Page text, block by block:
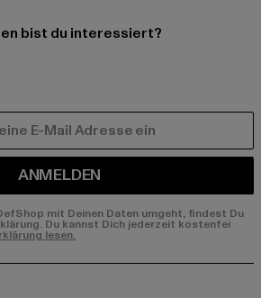
bist du interessiert?
ANMELDEN
mit Deinen Daten umgeht, findest Du
Du kannst Dich jederzeit kostenfei
lesen.